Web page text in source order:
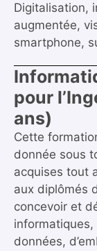
Digitalisation,
augmentée,
smartphone,
pour
ans)
Cette
donnée sous
acquises tout
aux diplômés
concevoir et
données,